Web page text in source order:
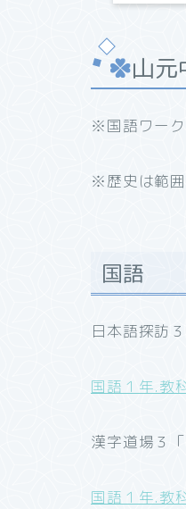
山元
※国語ワー
※歴史は範
国語
日本語探訪
国語１年.教
漢字道場３
国語１年.教